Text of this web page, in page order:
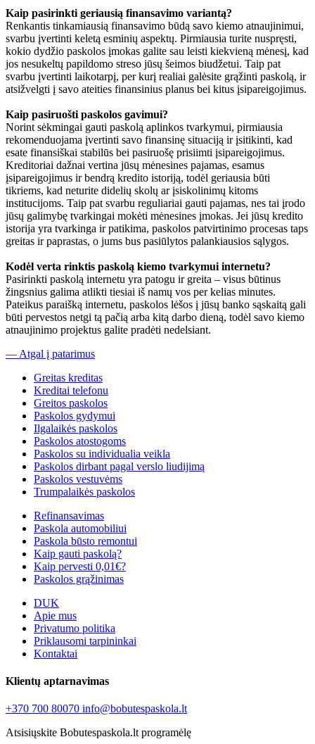
Kaip pasirinkti geriausią finansavimo variantą?
Renkantis tinkamiausią finansavimo būdą savo kiemo atnaujinimui,
svarbu įvertinti keletą esminių aspektų. Pirmiausia turite nuspręsti,
kokio dydžio paskolos įmokas galite sau leisti kiekvieną mėnesį, kad
jos nesukeltų papildomo streso jūsų šeimos biudžetui. Taip pat
svarbu įvertinti laikotarpį, per kurį realiai galėsite grąžinti paskolą, ir
atsižvelgti į savo ateities finansinius planus bei kitus įsipareigojimus.
Kaip pasiruošti paskolos gavimui?
Norint sėkmingai gauti paskolą aplinkos tvarkymui, pirmiausia
rekomenduojama įvertinti savo finansinę situaciją ir įsitikinti, kad
esate finansiškai stabilūs bei pasiruošę prisiimti įsipareigojimus.
Kreditoriai dažnai vertina jūsų mėnesines pajamas, esamus
įsipareigojimus ir bendrą kredito istoriją, todėl geriausia būti
tikriems, kad neturite didelių skolų ar įsiskolinimų kitoms
institucijoms. Taip pat svarbu reguliariai gauti pajamas, nes tai įrodo
jūsų galimybę tvarkingai mokėti mėnesines įmokas. Jei jūsų kredito
istorija yra tvarkinga ir patikima, paskolos patvirtinimo procesas taps
greitas ir paprastas, o jums bus pasiūlytos palankiausios sąlygos.
Kodėl verta rinktis paskolą kiemo tvarkymui internetu?
Pasirinkti paskolą internetu yra patogu ir greita – visus būtinus
žingsnius galima atlikti tiesiai iš namų vos per kelias minutes.
Pateikus paraišką internetu, paskolos lėšos į jūsų banko sąskaitą gali
būti pervestos netgi tą pačią arba kitą darbo dieną, todėl savo kiemo
atnaujinimo projektus galite pradėti nedelsiant.
— Atgal į patarimus
Greitas kreditas
Kreditai telefonu
Greitos paskolos
Paskolos gydymui
Ilgalaikės paskolos
Paskolos atostogoms
Paskolos su individualia veikla
Paskolos dirbant pagal verslo liudijimą
Paskolos vestuvėms
Trumpalaikės paskolos
Refinansavimas
Paskola automobiliui
Paskola būsto remontui
Kaip gauti paskolą?
Kaip pervesti 0,01€?
Paskolos grąžinimas
DUK
Apie mus
Privatumo politika
Priklausomi tarpininkai
Kontaktai
Klientų aptarnavimas
+370 700 80070 info@bobutespaskola.lt
Atsisiųskite Bobutespaskola.lt programėlę